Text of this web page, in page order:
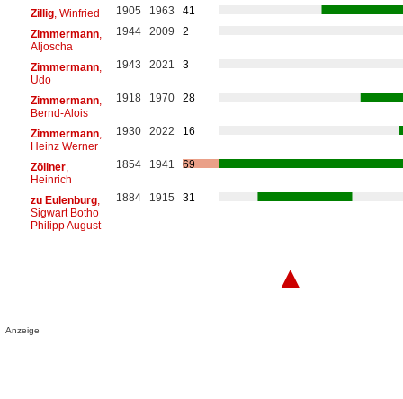
Zillig, Winfried 1905 1963
41
Zimmermann,
Aljoscha
1944 2009 2
Zimmermann,
Udo
1943 2021 3
Zimmermann,
Bernd-Alois
1918 1970 28
Zimmermann,
Heinz Werner
1930 2022 16
Zöllner,
Heinrich
1854 1941 69
zu Eulenburg,
Sigwart Botho
Philipp August
1884 1915 31
▲
Anzeige